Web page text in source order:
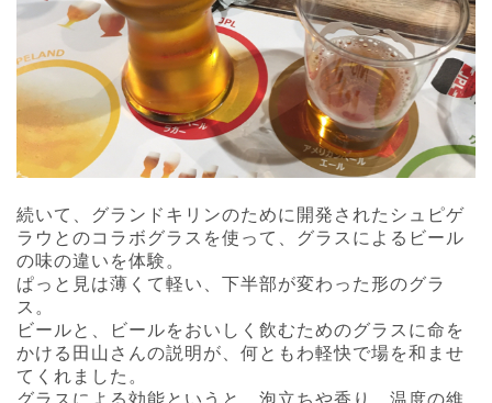
続いて、グランドキリンのために開発されたシュピゲ
ラウとのコラボグラスを使って、グラスによるビール
の味の違いを体験。
ぱっと見は薄くて軽い、下半部が変わった形のグラ
ス。
ビールと、ビールをおいしく飲むためのグラスに命を
かける田山さんの説明が、何ともわ軽快で場を和ませ
てくれました。
グラスによる効能というと、泡立ちや香り、温度の維